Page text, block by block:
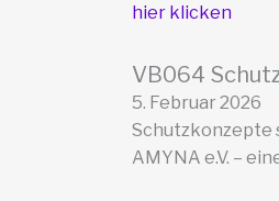
hier klicken
VB064
5. Februar 2026
Schutzkonzepte
AMYNA e.V. –